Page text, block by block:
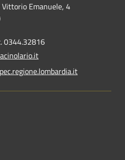
Vittorio Emanuele, 4
0344.32816